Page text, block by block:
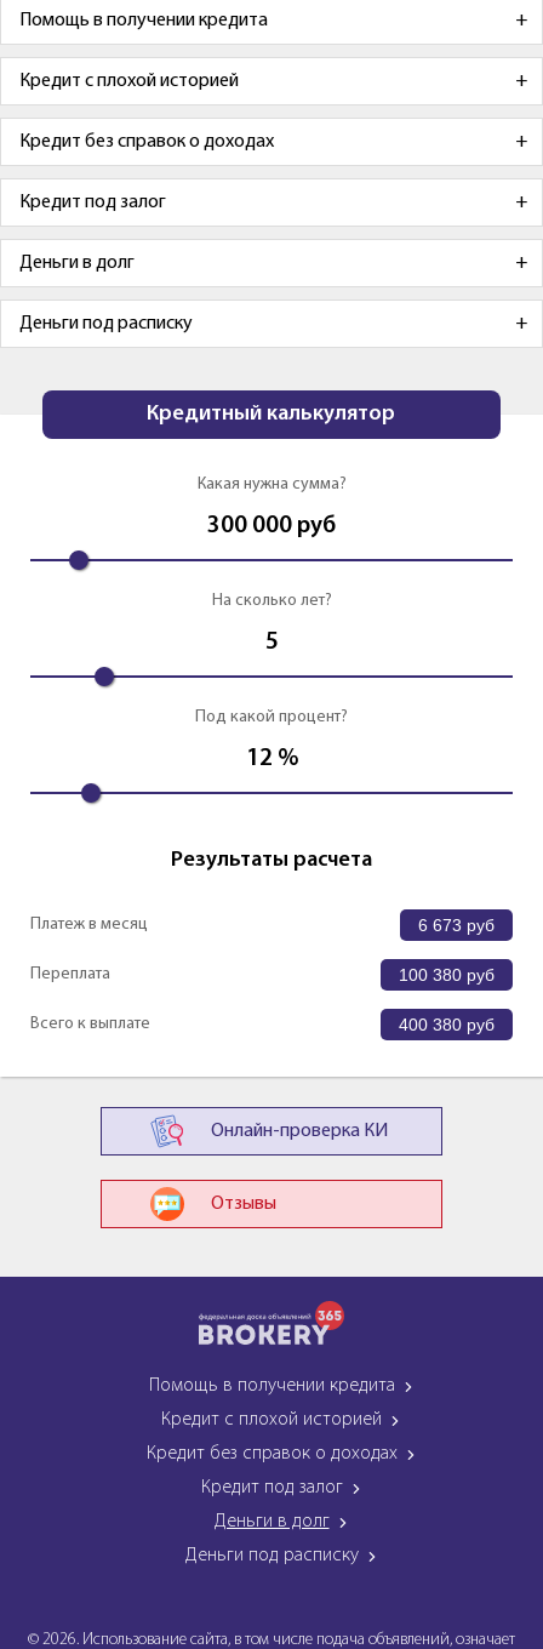
Помощь в получении кредита
Кредит с плохой историей
Кредит без справок о доходах
Кредит под залог
Деньги в долг
Деньги под расписку
Кредитный калькулятор
Какая нужна сумма?
300 000 руб
На сколько лет?
5
Под какой процент?
12 %
Результаты расчета
Платеж в месяц 6 673 руб
Переплата 100 380 руб
Всего к выплате 400 380 руб
Онлайн-проверка КИ
Отзывы
Помощь в получении кредита
Кредит с плохой историей
Кредит без справок о доходах
Кредит под залог
Деньги в долг
Деньги под расписку
© 2026. Использование сайта, в том числе подача объявлений, означает